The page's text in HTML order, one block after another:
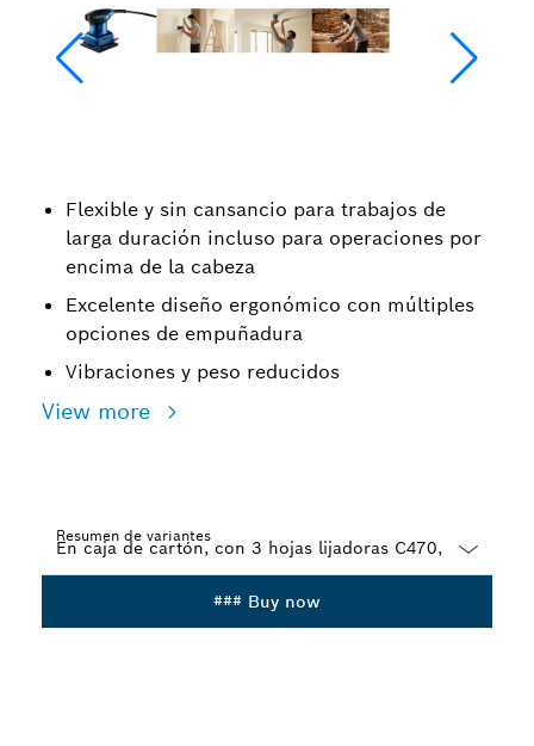
Flexible y sin cansancio para trabajos de
larga duración incluso para operaciones por
encima de la cabeza
Excelente diseño ergonómico con múltiples
opciones de empuñadura
Vibraciones y peso reducidos
View more
Resumen de variantes
### Buy now